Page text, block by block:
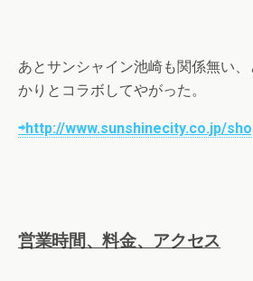
あとサンシャイン池崎も関係無い
かりとコラボしてやがった。
⇨http://www.sunshinecity.co.jp/
営業時間、料金、アクセス